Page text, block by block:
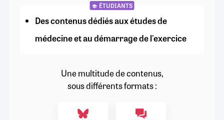
ÉTUDIANTS
Des contenus dédiés aux études de
médecine et au démarrage de l'exercice
Une multitude de contenus,
sous différents formats :